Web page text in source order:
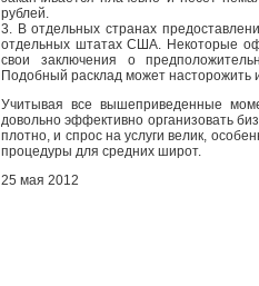
рублей.
3. В отдельных странах
отдельных штатах США. Некоторые
свои заключения о
Подобный расклад может насторожить
Учитывая все вышеприведенные
довольно эффективно организовать
плотно, и спрос на услуги велик,
процедуры для средних широт.
25 мая 2012